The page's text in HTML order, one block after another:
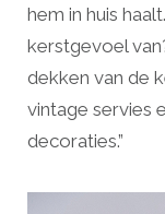
hem in huis
kerstgevoel
dekken van de
vintage servies
decoraties.”